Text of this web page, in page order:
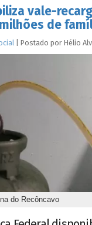
vale-
de
Postado por Hélio
do Recôncavo